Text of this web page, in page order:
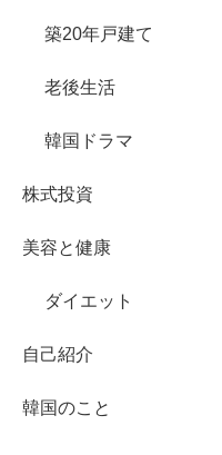
築20年戸建て
老後生活
韓国ドラマ
株式投資
美容と健康
ダイエット
自己紹介
韓国のこと